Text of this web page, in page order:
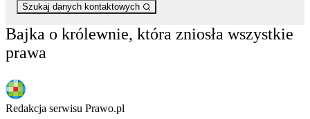
Szukaj danych kontaktowych
Bajka o królewnie, która zniosła wszystkie
prawa
Redakcja serwisu Prawo.pl